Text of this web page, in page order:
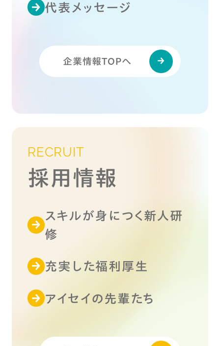
代表メッセージ
企業情報TOPへ
RECRUIT
採用情報
スキルが身につく新人研
修
充実した福利厚生
アイセイの先輩たち